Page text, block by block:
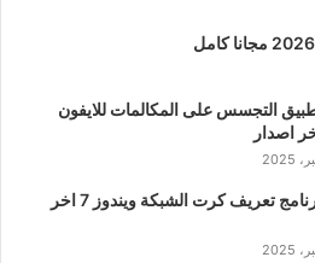
التجسس على المكالمات للايفون
تحميل برنامج تعريف كرت الشبكة ويندوز 7 اخر